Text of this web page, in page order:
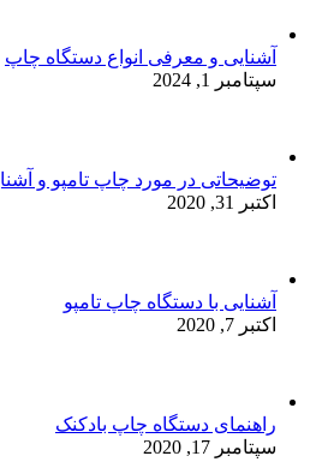
آشنایی و معرفی انواع دستگاه چاپ
سپتامبر 1, 2024
توضیحاتی در مورد چاپ تامپو و
اکتبر 31, 2020
آشنایی با دستگاه چاپ تامپو
اکتبر 7, 2020
راهنمای دستگاه چاپ بادکنک
سپتامبر 17, 2020